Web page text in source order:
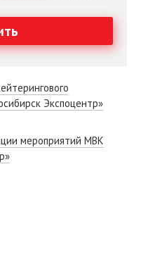
Экспоцентр»
мероприятий МВК